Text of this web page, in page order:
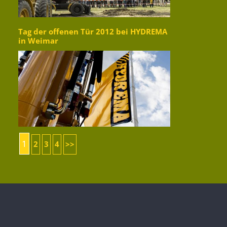
Tag der offenen Tür 2012 bei HYDREMA
in Weimar
1 2 3 4 >>